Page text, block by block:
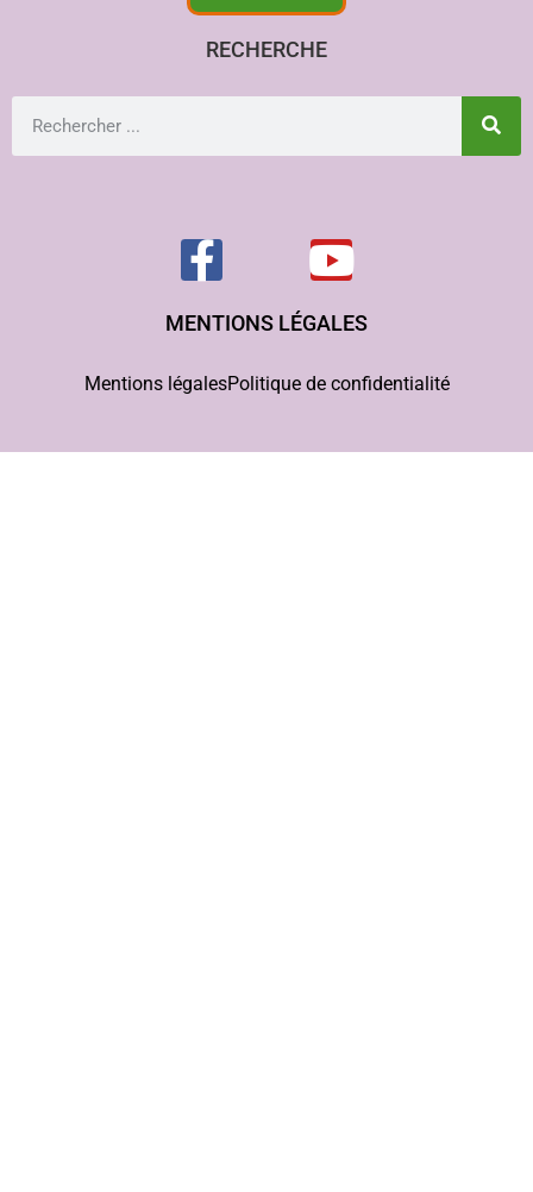
RECHERCHE
MENTIONS LÉGALES
Mentions légalesPolitique de confidentialité